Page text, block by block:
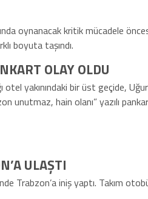
oynanacak kritik mücadele
boyuta taşındı.
OLAY OLDU
yakınındaki bir üst geçide,
unutmaz, hain olanı” yazılı
ULAŞTI
Trabzon’a iniş yaptı. Takım